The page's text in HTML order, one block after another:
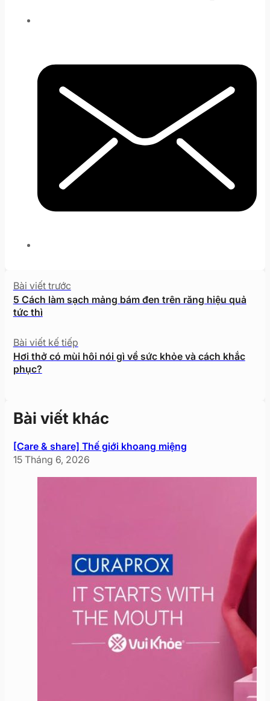
Bài viết trước
5 Cách làm sạch mảng bám đen trên răng hiệu quả
tức thì
Bài viết kế tiếp
Hơi thở có mùi hôi nói gì về sức khỏe và cách khắc
phục?
Bài viết khác
[Care & share] Thế giới khoang miệng
15 Tháng 6, 2026